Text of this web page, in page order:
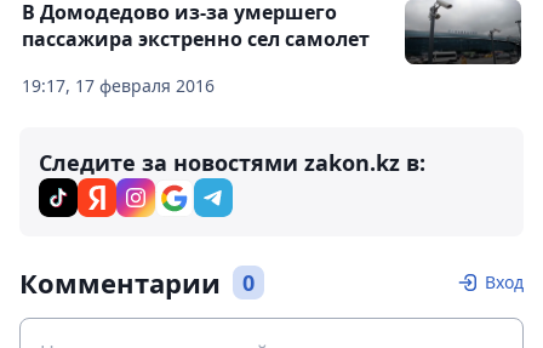
19:17, 17 февраля 2016
В Домодедово из-за умершего
пассажира экстренно сел самолет
Следите за новостями zakon.kz в:
Комментарии 0 Вход